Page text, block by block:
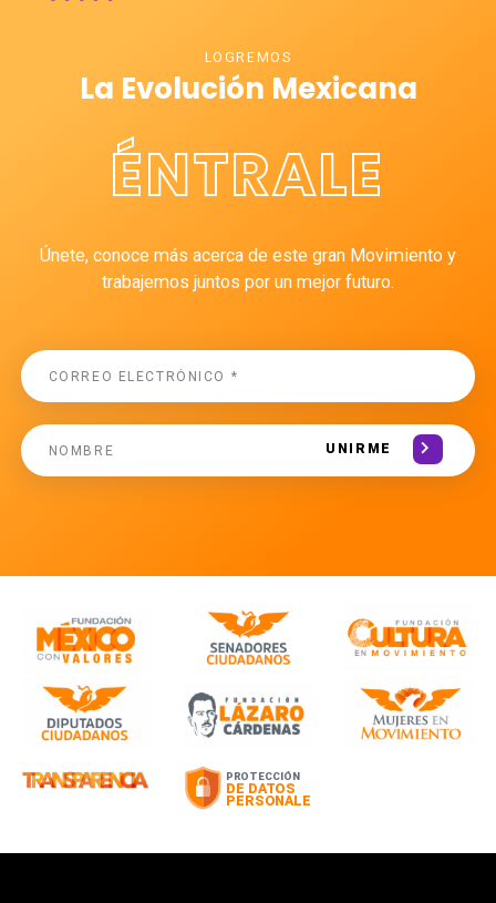
LOGREMOS
La Evolución Mexicana
ÉNTRALE
Únete, conoce más acerca de este gran Movimiento y
trabajemos juntos por un mejor futuro.
UNIRME